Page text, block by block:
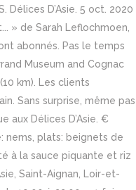
Délices D’Asie. 5 oct. 2020
» de Sarah Leflochmoen,
abonnés. Pas le temps
Museum and Cognac
km). Les clients
Sans surprise, même pas
aux Délices D’Asie. €
nems, plats: beignets de
à la sauce piquante et riz
Saint-Aignan, Loir-et-